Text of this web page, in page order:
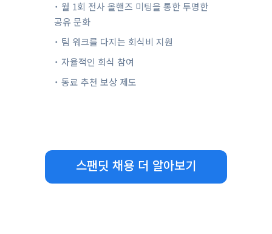
˙ 월 1회 전사 올핸즈 미팅을 통한 투명한
공유 문화
˙ 팀 워크를 다지는 회식비 지원
˙ 자율적인 회식 참여
˙ 동료 추천 보상 제도
스팬딧 채용 더 알아보기